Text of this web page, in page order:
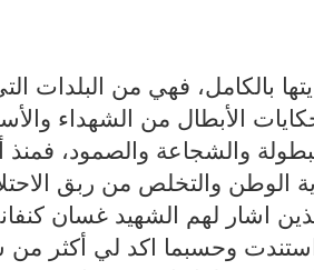
بالكامل، فهي من البلدات
1917م، إضافة لحكايات الأبطال من
والشجاعة والصمود، فمنذ
الوطن والتخلص من ربق
اشار لهم الشهيد غسان
التي صدرت عام 1963م استندت وحسبما